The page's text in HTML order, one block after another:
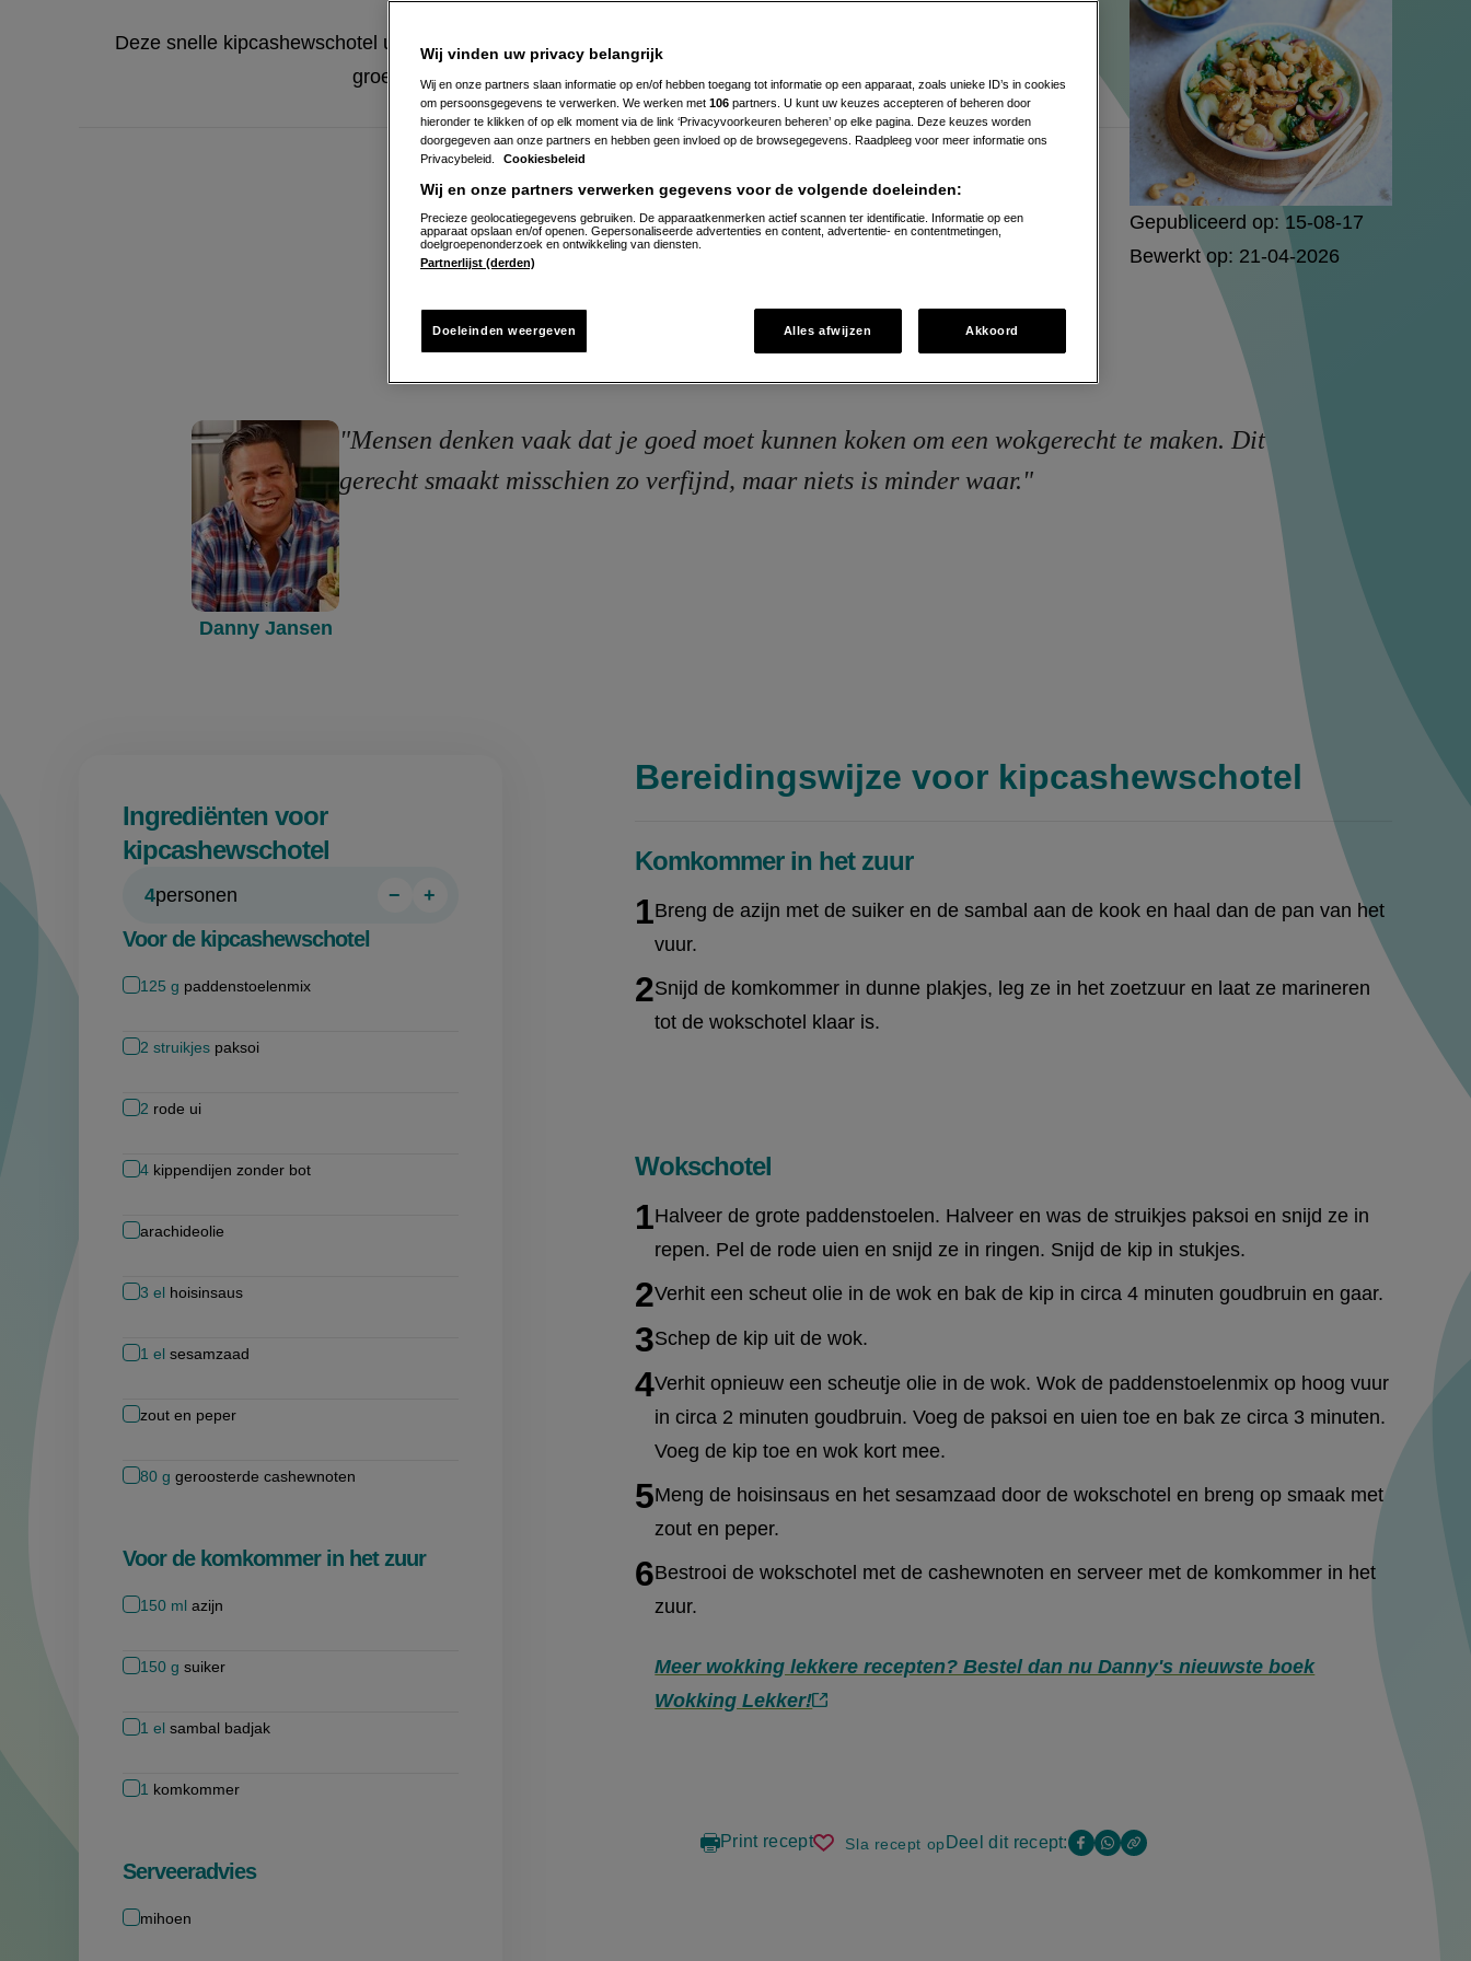
Beoordeel
Deze snelle kipcashewschotel uit de wok zit boordevol smaak dankzij een combinatie van malse kip, knapperige
groenten en een saus van onder andere hoisin en sesam.
Direct naar recept
Gepubliceerd op: 15-08-17
Bewerkt op: 21-04-2026
Danny Jansen
"Mensen denken vaak dat je goed moet kunnen koken om een wokgerecht te maken. Dit
gerecht smaakt misschien zo verfijnd, maar niets is minder waar."
Ingrediënten voor
kipcashewschotel
4personen
Persoon
−
Persoon
+
Voor de kipcashewschotel
125 g paddenstoelenmix
2 struikjes paksoi
2 rode ui
4 kippendijen zonder bot
arachideolie
3 el hoisinsaus
1 el sesamzaad
zout en peper
80 g geroosterde cashewnoten
Voor de komkommer in het zuur
150 ml azijn
150 g suiker
1 el sambal badjak
1 komkommer
Serveeradvies
mihoen
Bereidingswijze voor kipcashewschotel
Komkommer in het zuur
Breng de azijn met de suiker en de sambal aan de kook en haal dan de pan van het
vuur.
Snijd de komkommer in dunne plakjes, leg ze in het zoetzuur en laat ze marineren
tot de wokschotel klaar is.
Wokschotel
Halveer de grote paddenstoelen. Halveer en was de struikjes paksoi en snijd ze in
repen. Pel de rode uien en snijd ze in ringen. Snijd de kip in stukjes.
Verhit een scheut olie in de wok en bak de kip in circa 4 minuten goudbruin en gaar.
Schep de kip uit de wok.
Verhit opnieuw een scheutje olie in de wok. Wok de paddenstoelenmix op hoog vuur
in circa 2 minuten goudbruin. Voeg de paksoi en uien toe en bak ze circa 3 minuten.
Voeg de kip toe en wok kort mee.
Meng de hoisinsaus en het sesamzaad door de wokschotel en breng op smaak met
zout en peper.
Bestrooi de wokschotel met de cashewnoten en serveer met de komkommer in het
zuur.
Meer wokking lekkere recepten? Bestel dan nu Danny's nieuwste boek
Wokking Lekker!(externe
Print recept Sla recept op
kipcashewschotel
Deel dit recept:
DeelDeelCopy
Wij vinden uw privacy belangrijk
Wij en onze partners slaan informatie op en/of hebben toegang tot informatie op een apparaat, zoals unieke ID’s in cookies
om persoonsgegevens te verwerken. We werken met 106 partners. U kunt uw keuzes accepteren of beheren door
hieronder te klikken of op elk moment via de link ‘Privacyvoorkeuren beheren’ op elke pagina. Deze keuzes worden
doorgegeven aan onze partners en hebben geen invloed op de browsegegevens. Raadpleeg voor meer informatie ons
Privacybeleid.
Cookiesbeleid
Wij en onze partners verwerken gegevens voor de volgende doeleinden:
Precieze geolocatiegegevens gebruiken. De apparaatkenmerken actief scannen ter identificatie. Informatie op een
apparaat opslaan en/of openen. Gepersonaliseerde advertenties en content, advertentie- en contentmetingen,
doelgroepenonderzoek en ontwikkeling van diensten.
Partnerlijst (derden)
Doeleinden weergeven Alles afwijzen Akkoord